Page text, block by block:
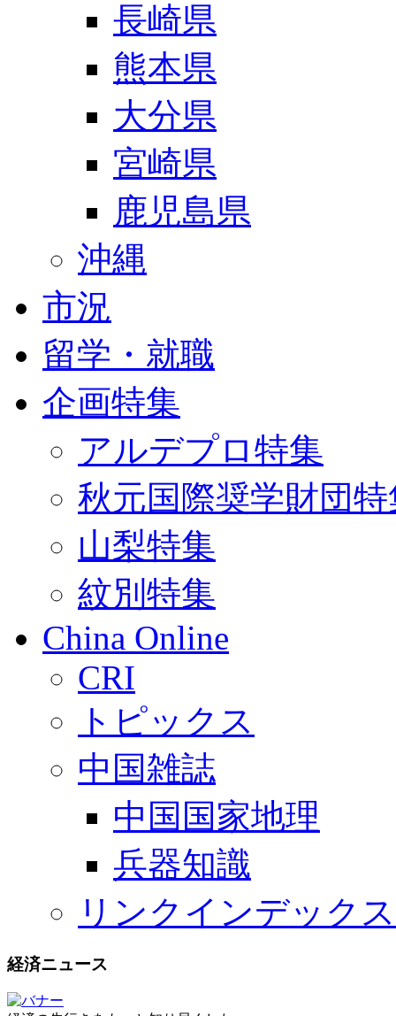
長崎県
熊本県
大分県
宮崎県
鹿児島県
沖縄
市況
留学・就職
企画特集
アルデプロ特集
秋元国際奨学財団特
山梨特集
紋別特集
China Online
CRI
トピックス
中国雑誌
中国国家地理
兵器知識
リンクインデックス
経済ニュース